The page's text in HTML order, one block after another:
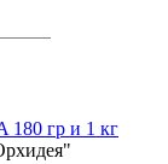
180 гр и 1 кг